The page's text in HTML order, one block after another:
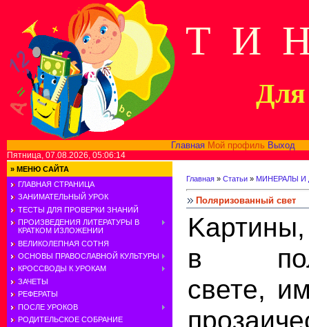
Т И
Для
Главная Мой профиль Выход
Пятница, 07.08.2026, 05:06:14
» МЕНЮ САЙТА
ГЛАВНАЯ СТРАНИЦА
ЗАНИМАТЕЛЬНЫЙ УРОК
ТЕСТЫ ДЛЯ ПРОВЕРКИ ЗНАНИЙ
ПРОИЗВЕДЕНИЯ ЛИТЕРАТУРЫ В
КРАТКОМ ИЗЛОЖЕНИИ
ВЕЛИКОЛЕПНАЯ СОТНЯ
ОСНОВЫ ПРАВОСЛАВНОЙ КУЛЬТУРЫ
КРОССВОДЫ К УРОКАМ
ЗАЧЕТЫ
РЕФЕРАТЫ
ПОСЛЕ УРОКОВ
РОДИТЕЛЬСКОЕ СОБРАНИЕ
Главная » Статьи » МИНЕРАЛЫ И
Поляризованный свет
в
свете,